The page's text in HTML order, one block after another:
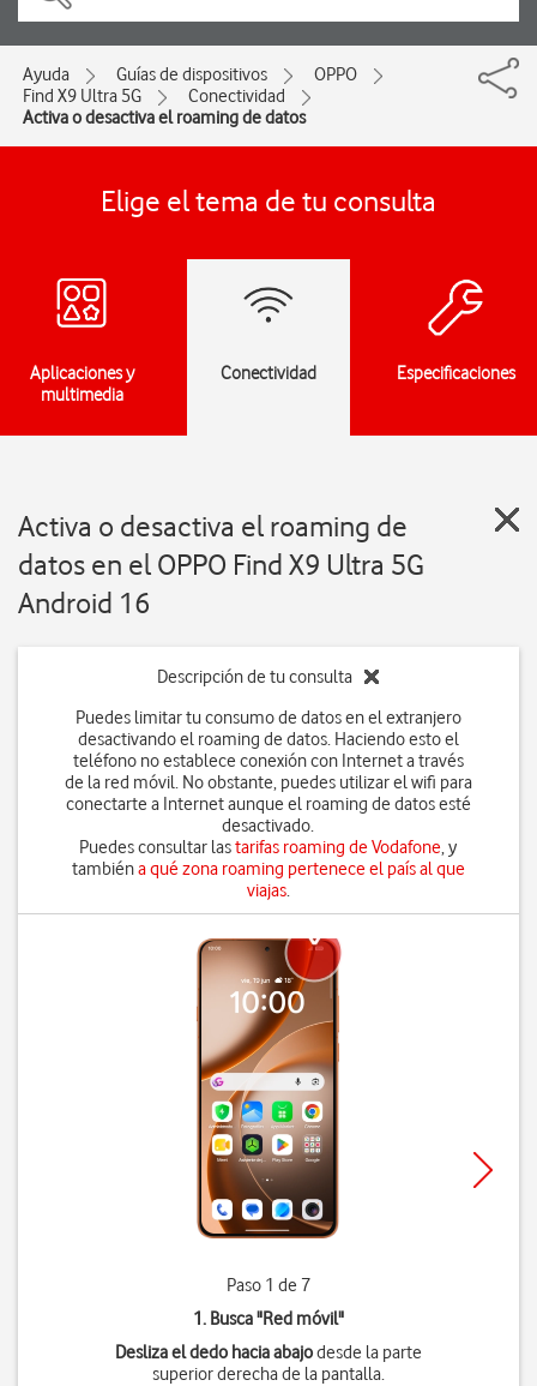
Ayuda Guías de dispositivos
OPPO
Find X9 Ultra 5G
Conectividad
Activa o desactiva el roaming de datos
Elige el tema de tu consulta
Aplicaciones y
multimedia
Conectividad Especificaciones
Activa o desactiva el roaming de
datos en el OPPO Find X9 Ultra 5G
Android 16
Descripción de tu consulta
Puedes limitar tu consumo de datos en el extranjero
desactivando el roaming de datos. Haciendo esto el
teléfono no establece conexión con Internet a través
de la red móvil. No obstante, puedes utilizar el wifi para
conectarte a Internet aunque el roaming de datos esté
desactivado.
Puedes consultar lastarifas roaming de Vodafone, y
tambiéna qué zona roaming pertenece el país al que
viajas.
Paso 1 de 7
1. Busca "Red móvil"
Desliza el dedo hacia abajodesde la parte
superior derecha de la pantalla.